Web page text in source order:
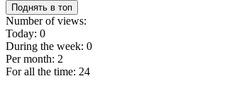
Поднять в топ
Number of views:
Today: 0
During the week: 0
Per month: 2
For all the time: 24